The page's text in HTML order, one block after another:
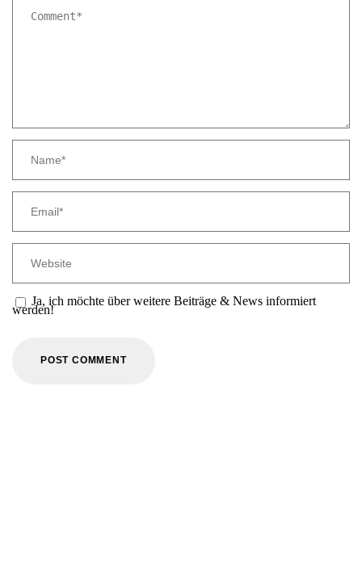
Ja, ich möchte über weitere Beiträge & News informiert
werden!